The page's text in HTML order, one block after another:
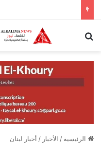
الرئيسية / الأخبار / أخبار لبنان